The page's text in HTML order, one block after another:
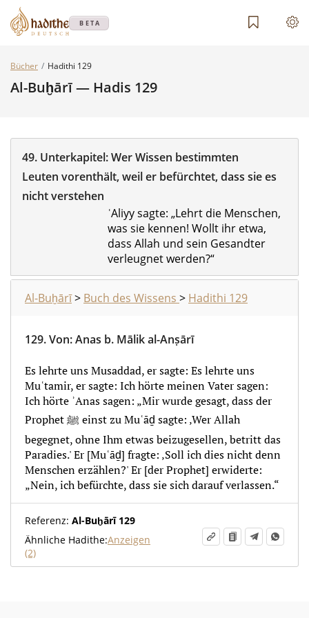
BETA
Bücher Hadithi 129
Al-Buḫārī — Hadis 129
49. Unterkapitel:Wer Wissen bestimmten
Leuten vorenthält, weil er befürchtet, dass sie es
nicht verstehen
ʿAliyy sagte: „Lehrt die Menschen,
was sie kennen! Wollt ihr etwa,
dass Allah und sein Gesandter
verleugnet werden?“
Al-Buḫārī> Buch des Wissens > Hadithi 129
129.Von:Anas b. Mālik al-Anṣārī
Es lehrte uns Musaddad, er sagte: Es lehrte uns
Muʿtamir, er sagte: Ich hörte meinen Vater sagen:
Ich hörte ʾAnas sagen: „Mir wurde gesagt, dass der
Prophet ﷺ einst zu Muʿāḏ sagte: ‚Wer Allah
begegnet, ohne Ihm etwas beizugesellen, betritt das
Paradies.' Er [Muʿāḏ] fragte: ‚Soll ich dies nicht denn
Menschen erzählen?' Er [der Prophet] erwiderte:
„Nein, ich befürchte, dass sie sich darauf verlassen.“
Referenz: Al-Buḫārī 129
Ähnliche Hadithe:Anzeigen
(2)